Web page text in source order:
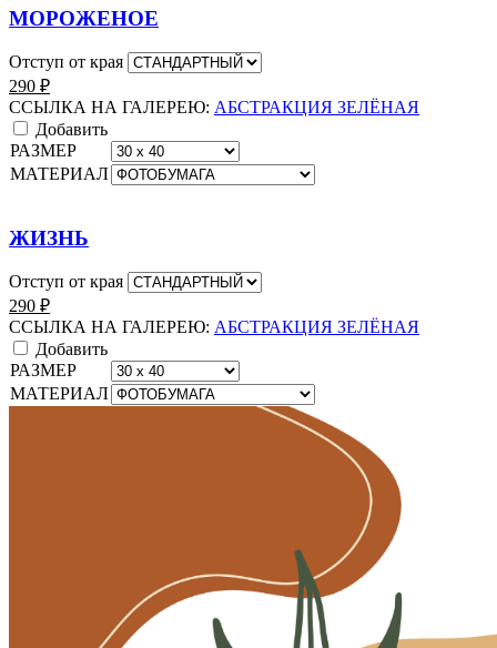
МОРОЖЕНОЕ
Отступ от края
290 ₽
ССЫЛКА НА ГАЛЕРЕЮ: АБСТРАКЦИЯ ЗЕЛЁНАЯ
Добавить
РАЗМЕР
МАТЕРИАЛ
ЖИЗНЬ
Отступ от края
290 ₽
ССЫЛКА НА ГАЛЕРЕЮ: АБСТРАКЦИЯ ЗЕЛЁНАЯ
Добавить
РАЗМЕР
МАТЕРИАЛ